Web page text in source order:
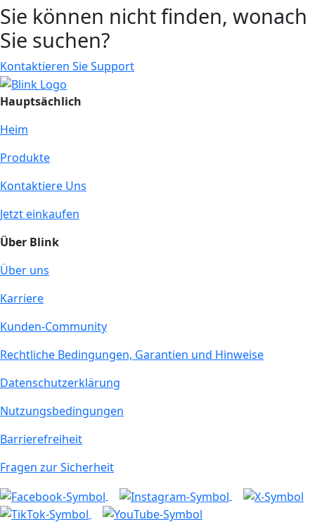
Sie können nicht finden, wonach
Sie suchen?
Kontaktieren Sie Support
Hauptsächlich
Heim
Produkte
Kontaktiere Uns
Jetzt einkaufen
Über Blink
Über uns
Karriere
Kunden-Community
Rechtliche Bedingungen, Garantien und Hinweise
Datenschutzerklärung
Nutzungsbedingungen
Barrierefreiheit
Fragen zur Sicherheit